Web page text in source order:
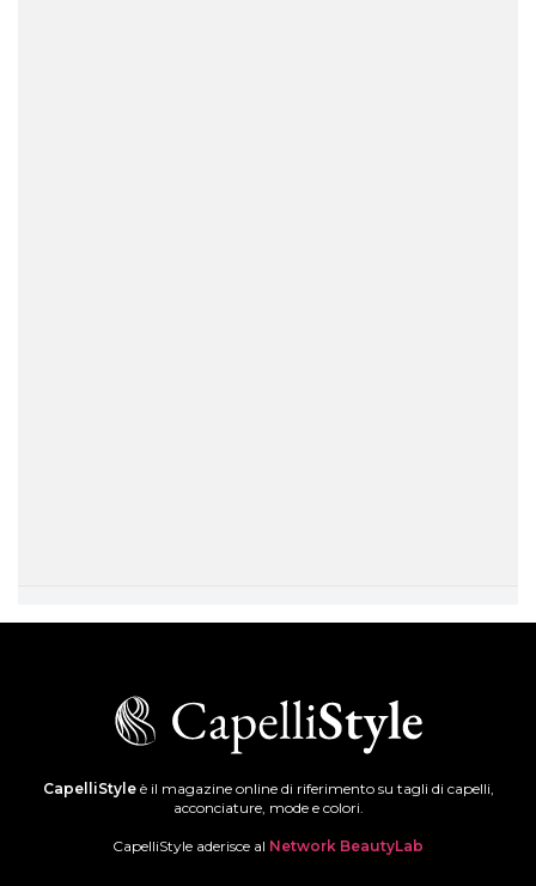
CapelliStyleè il magazine online di riferimento su tagli di capelli,
acconciature, mode e colori.
CapelliStyle aderisce al Network BeautyLab